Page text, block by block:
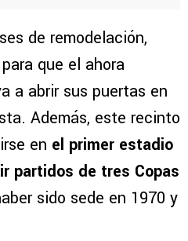
de remodelación,
que el ahora
a abrir sus puertas en
Además, este recinto
en el primer estadio
partidos de tres Copas
sido sede en 1970 y